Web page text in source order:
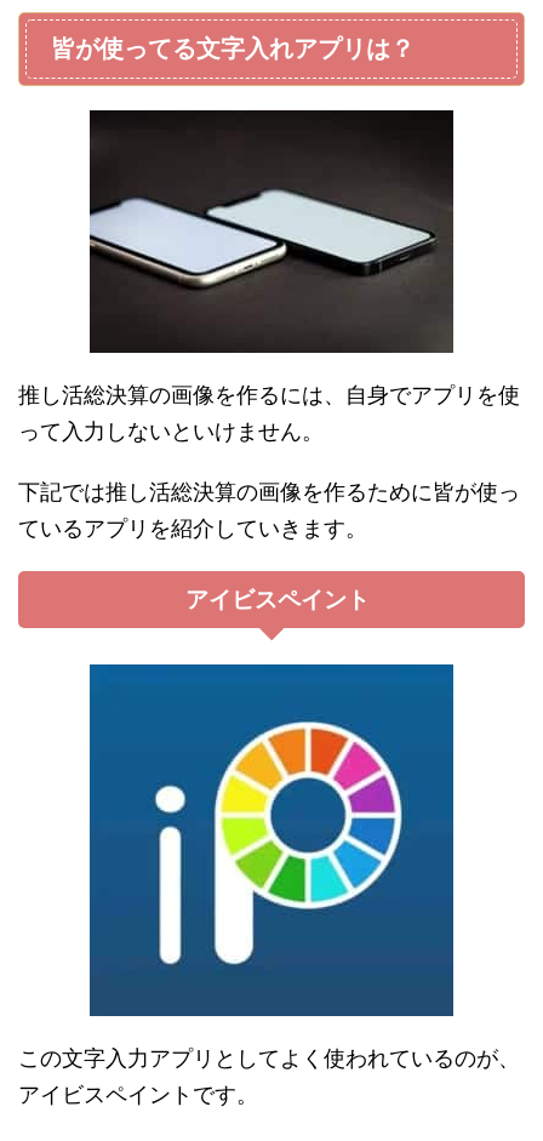
皆が使ってる文字入れアプリは？
推し活総決算の画像を作るには、自身でアプリを使
って入力しないといけません。
下記では推し活総決算の画像を作るために皆が使っ
ているアプリを紹介していきます。
アイビスペイント
この文字入力アプリとしてよく使われているのが、
アイビスペイントです。